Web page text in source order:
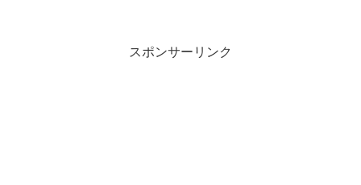
スポンサーリンク